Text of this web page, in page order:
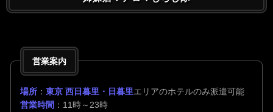
営業案内
場所 ： 東京 西日暮里・日暮里エリアのホテルのみ派遣可能
営業時間 ：11時～23時